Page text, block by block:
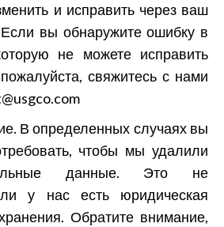
и исправить через ваш
вы обнаружите ошибку в
не можете исправить
свяжитесь с нами
В определенных случаях вы
чтобы мы удалили
данные. Это не
у нас есть юридическая
Обратите внимание,